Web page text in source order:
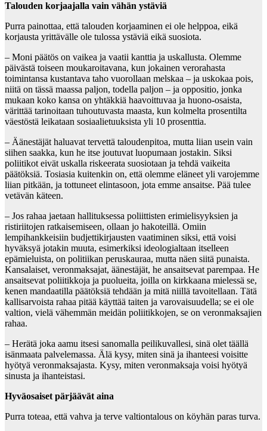
Talouden korjaajalla vain vähän ystäviä
Purra painottaa, että talouden korjaaminen ei ole helppoa, eikä
korjausta yrittävälle ole tulossa ystäviä eikä suosiota.
– Moni päätös on vaikea ja vaatii kanttia ja uskallusta. Olemme
päivästä toiseen moukaroitavana, kun jokainen verorahasta
toimintansa kustantava taho vuorollaan melskaa – ja uskokaa pois,
niitä on tässä maassa paljon, todella paljon – ja oppositio, jonka
mukaan koko kansa on yhtäkkiä haavoittuvaa ja huono-osaista,
värittää tarinoitaan tuhoutuvasta maasta, kun kolmelta prosentilta
väestöstä leikataan sosiaalietuuksista yli 10 prosenttia.
– Äänestäjät haluavat tervettä taloudenpitoa, mutta liian usein vain
siihen saakka, kun he itse joutuvat luopumaan jostakin. Siksi
poliitikot eivät uskalla riskeerata suosiotaan ja tehdä vaikeita
päätöksiä. Tosiasia kuitenkin on, että olemme eläneet yli varojemme
liian pitkään, ja tottuneet elintasoon, jota emme ansaitse. Pää tulee
vetävän käteen.
– Jos rahaa jaetaan hallituksessa poliittisten erimielisyyksien ja
ristiriitojen ratkaisemiseen, ollaan jo hakoteillä. Omiin
lempihankkeisiin budjettikirjausten vaatiminen siksi, että voisi
hyväksyä jotakin muuta, esimerkiksi ideologialtaan itselleen
epämieluista, on politiikan peruskauraa, mutta näen siitä punaista.
Kansalaiset, veronmaksajat, äänestäjät, he ansaitsevat parempaa. He
ansaitsevat poliitikkoja ja puolueita, joilla on kirkkaana mielessä se,
kenen mandaatilla päätöksiä tehdään ja mitä niillä tavoitellaan. Tätä
kallisarvoista rahaa pitää käyttää taiten ja varovaisuudella; se ei ole
valtion, vielä vähemmän meidän poliitikkojen, se on veronmaksajien
rahaa.
– Herätä joka aamu itsesi sanomalla peilikuvallesi, sinä olet täällä
isänmaata palvelemassa. Älä kysy, miten sinä ja ihanteesi voisitte
hyötyä veronmaksajasta. Kysy, miten veronmaksaja voisi hyötyä
sinusta ja ihanteistasi.
Hyväosaiset pärjäävät aina
Purra toteaa, että vahva ja terve valtiontalous on köyhän paras turva.